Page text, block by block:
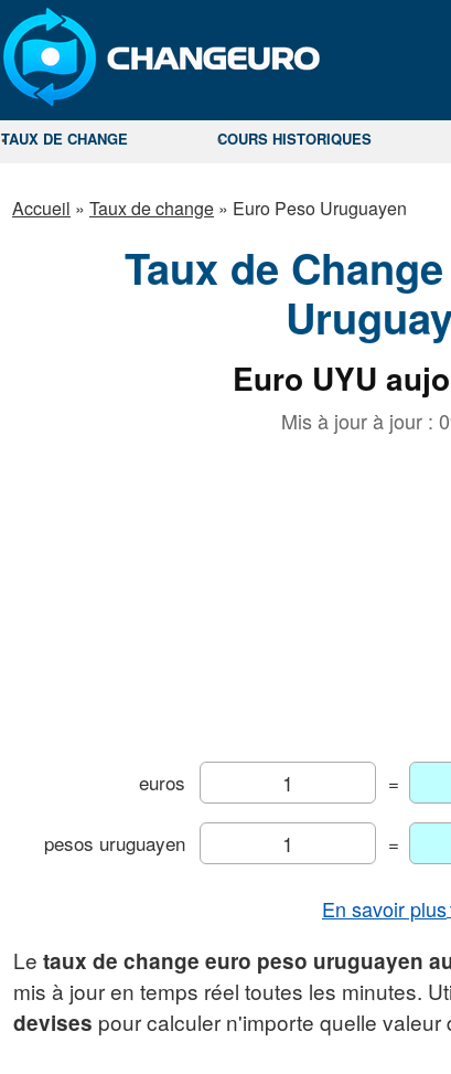
TAUX DE CHANGE COURS HISTORIQUES
Accueil » Taux de change » Euro Peso Uruguayen
Taux de
Euro UYU
Mis à jour à jour :
euros =
pesos uruguayen =
En savoir plus
Taux de change
Graphique euro/peso
Le taux de change euro peso uruguayen
mis à jour en temps réel toutes les minutes.
devises pour calculer n'importe quelle